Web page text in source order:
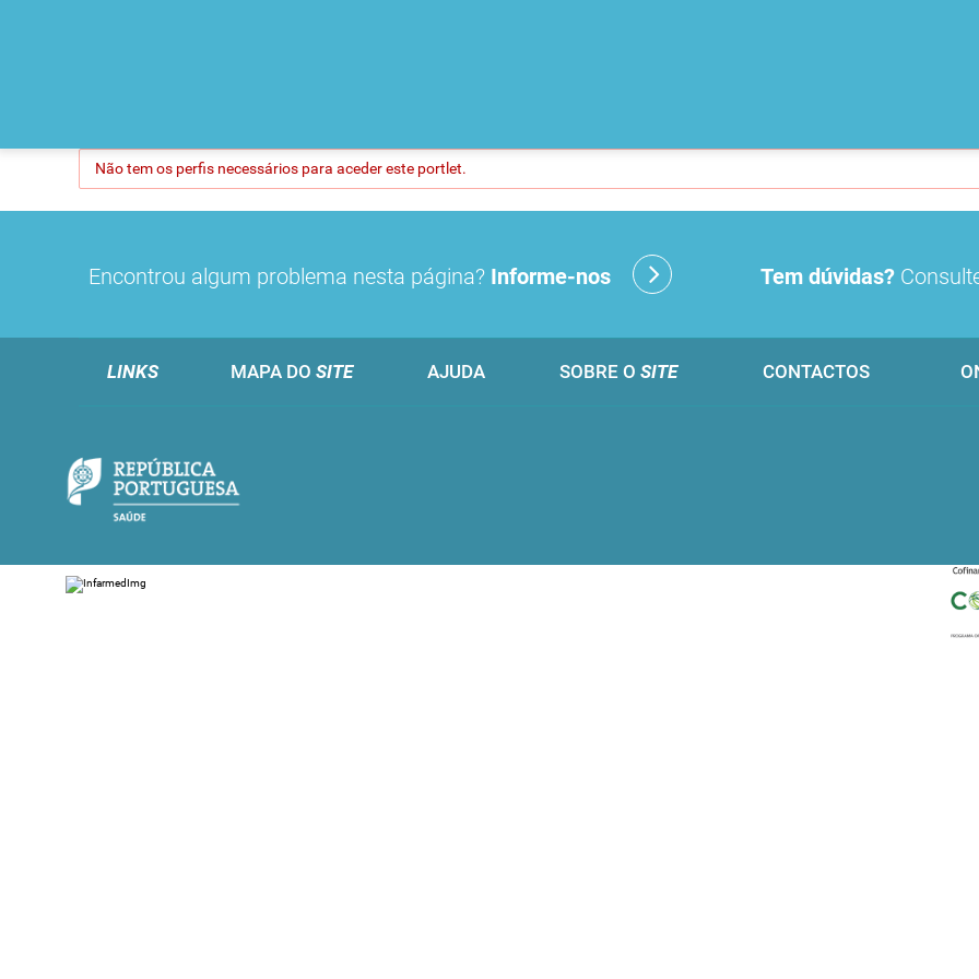
Não tem os perfis necessários para aceder este portlet.
Encontrou algum problema nesta página? Informe-nos Tem dúvidas?
LINKS MAPA DO SITE AJUDA SOBRE O SITE CONTACTOS